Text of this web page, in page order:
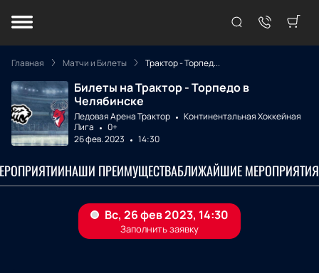
Главная Матчи и Билеты Трактор - Торпед...
Билеты на Трактор - Торпедо в
Челябинске
Ледовая Арена Трактор
Континентальная Хоккейная
Лига
0+
26 фев. 2023
14:30
НАШИ ПРЕИМУЩЕСТВАБЛИЖАЙШИЕ МЕРОПРИЯТИЯ